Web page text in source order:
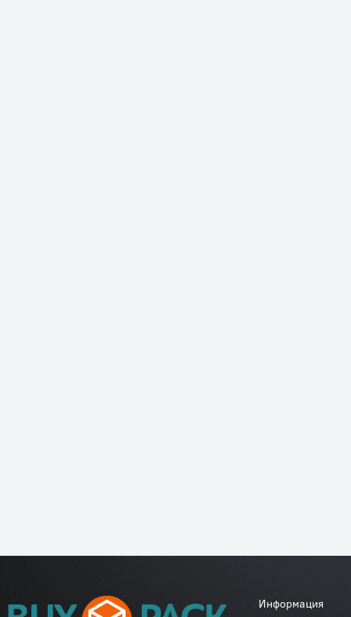
Информация